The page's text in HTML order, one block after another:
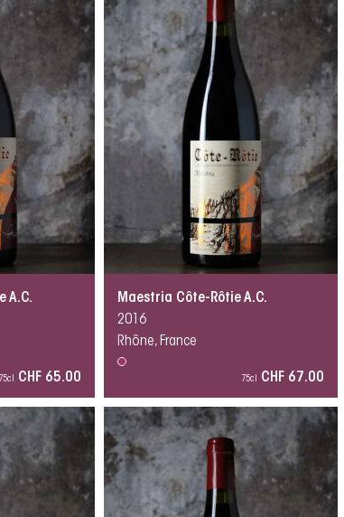
A.C.
75cl CHF 65.00
Maestria Côte-Rôtie A.C.
2016
Rhône, France
75cl CHF 67.00